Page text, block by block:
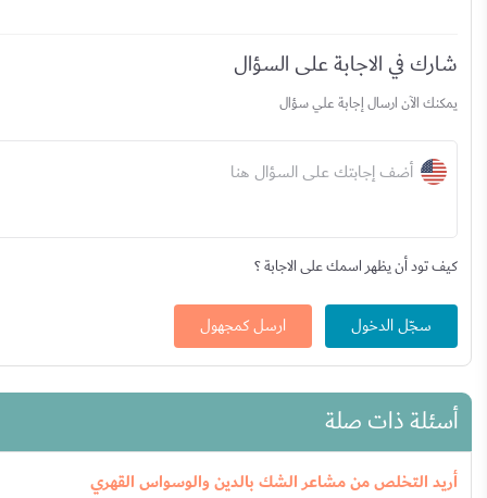
شارك في الاجابة على السؤال
يمكنك الآن ارسال إجابة علي سؤال
أضف إجابتك على السؤال هنا
كيف تود أن يظهر اسمك على الاجابة ؟
سجّل الدخول ارسل كمجهول
أسئلة ذات صلة
أريد التخلص من مشاعر الشك بالدين والوسواس القهري